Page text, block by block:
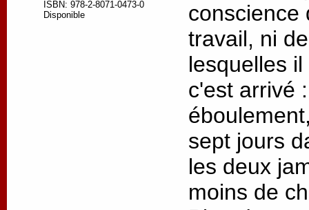
ISBN: 978-2-8071-0473-0
Disponible
conscience
travail, ni
lesquelles
c'est arrivé
sept jours
les deux
moins de